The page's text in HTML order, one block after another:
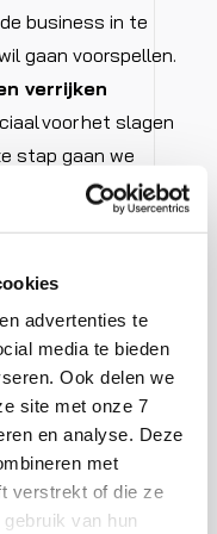
advertenties te
media te bieden
Ook delen we
site met onze 7
en analyse. Deze
met
verstrekt of die ze
van hun
business in te
gaan voorspellen.
verrijken
voor het slagen
stap gaan we
nodig hebben om
komen. Dat kan
media posts.
We trainen
stap twee. In de
te herkennen. Wat
En
in